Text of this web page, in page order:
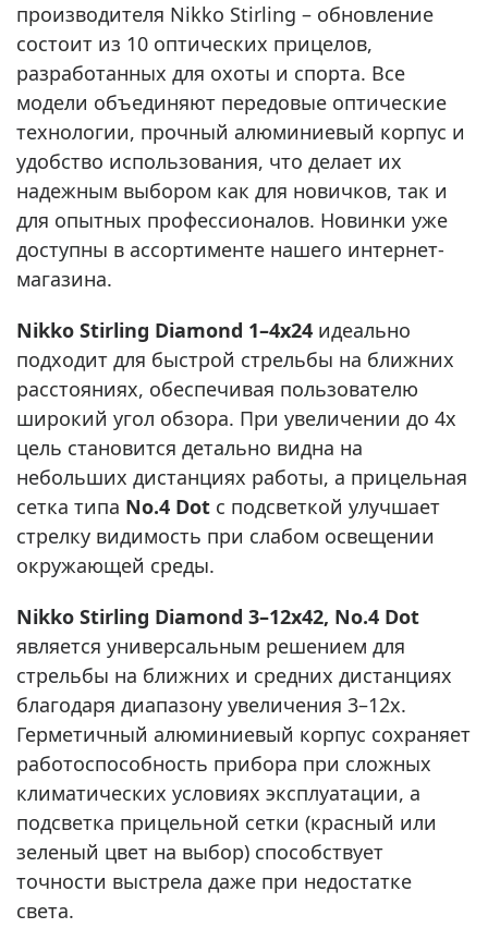
производителя Nikko Stirling – обновление
состоит из 10 оптических прицелов,
разработанных для охоты и спорта. Все
модели объединяют передовые оптические
технологии, прочный алюминиевый корпус и
удобство использования, что делает их
надежным выбором как для новичков, так и
для опытных профессионалов. Новинки уже
доступны в ассортименте нашего интернет-
магазина.
Nikko Stirling Diamond 1–4x24 идеально
подходит для быстрой стрельбы на ближних
расстояниях, обеспечивая пользователю
широкий угол обзора. При увеличении до 4x
цель становится детально видна на
небольших дистанциях работы, а прицельная
сетка типа No.4 Dot с подсветкой улучшает
стрелку видимость при слабом освещении
окружающей среды.
Nikko Stirling Diamond 3–12x42, No.4 Dot
является универсальным решением для
стрельбы на ближних и средних дистанциях
благодаря диапазону увеличения 3–12x.
Герметичный алюминиевый корпус сохраняет
работоспособность прибора при сложных
климатических условиях эксплуатации, а
подсветка прицельной сетки (красный или
зеленый цвет на выбор) способствует
точности выстрела даже при недостатке
света.